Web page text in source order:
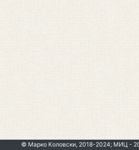
© Марко Коловски, 2018-2024; МИЦ -